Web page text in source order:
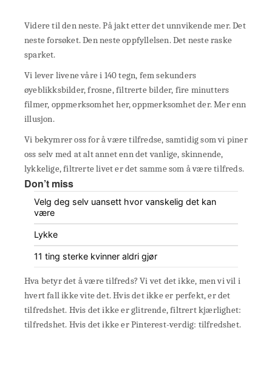
Videre til den neste. På jakt etter det unnvikende mer. Det
neste forsøket. Den neste oppfyllelsen. Det neste raske
sparket.
Vi lever livene våre i 140 tegn, fem sekunders
øyeblikksbilder, frosne, filtrerte bilder, fire minutters
filmer, oppmerksomhet her, oppmerksomhet der. Mer enn
illusjon.
Vi bekymrer oss for å være tilfredse, samtidig som vi piner
oss selv med at alt annet enn det vanlige, skinnende,
lykkelige, filtrerte livet er det samme som å være tilfreds.
Don’t miss
Velg deg selv uansett hvor vanskelig det kan
være
Lykke
11 ting sterke kvinner aldri gjør
Hva betyr det å være tilfreds? Vi vet det ikke, men vi vil i
hvert fall ikke vite det. Hvis det ikke er perfekt, er det
tilfredshet. Hvis det ikke er glitrende, filtrert kjærlighet:
tilfredshet. Hvis det ikke er Pinterest-verdig: tilfredshet.